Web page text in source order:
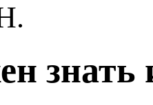
знать